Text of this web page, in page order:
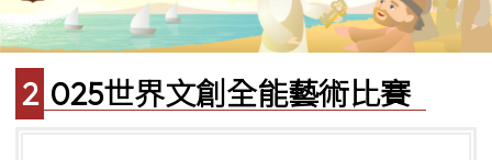
2025世界文創全能藝術比賽